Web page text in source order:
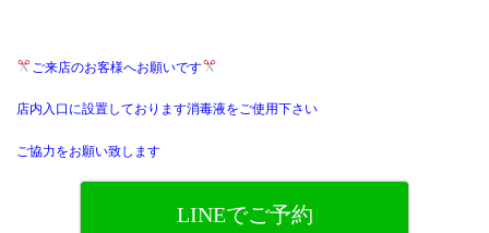
ご来店のお客様へお願いです
店内入口に設置しております消毒液をご使用下さい
ご協力をお願い致します
LINEでご予約